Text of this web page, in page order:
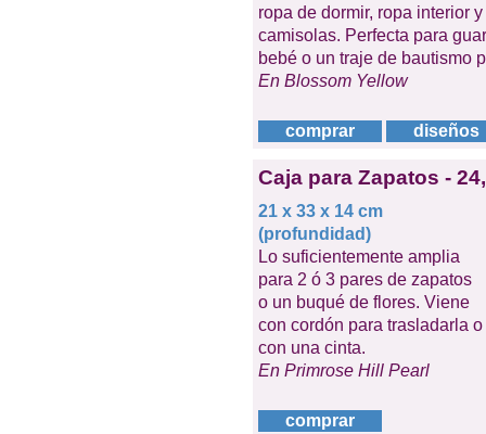
ropa de dormir, ropa interior y
camisolas. Perfecta para
bebé o un traje de bautismo
En Blossom Yellow
comprar diseños
Caja para Zapatos -
21 x 33 x 14 cm
(profundidad)
Lo suficientemente amplia
para 2 ó 3 pares de zapatos
o un buqué de flores. Viene
con cordón para trasladarla o
con una cinta.
En Primrose Hill Pearl
comprar